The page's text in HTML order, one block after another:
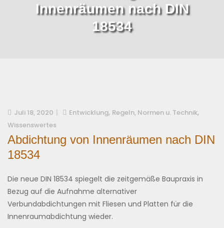
Innenräumen nach DIN
18534
Juli 18, 2020 Entwicklung, Regeln, Normen u. Technik,
Wissenswertes
Abdichtung von Innenräumen nach DIN
18534
Die neue DIN 18534 spiegelt die zeitgemäße Baupraxis in
Bezug auf die Aufnahme alternativer
Verbundabdichtungen mit Fliesen und Platten für die
Innenraumabdichtung wieder.